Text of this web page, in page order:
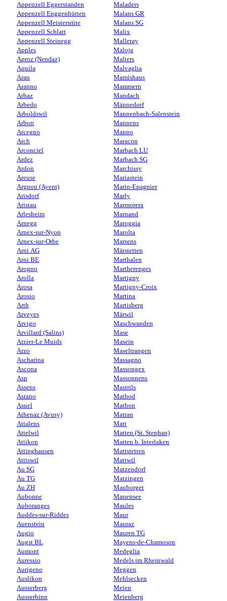
Appenzell Eggerstanden
Appenzell Enggenhütten
Appenzell Meistersrüte
Appenzell Schlatt
Appenzell Steinegg
Apples
Aproz (Nendaz)
Aquila
Aran
Aranno
Arbaz
Arbedo
Arboldswil
Arbon
Arcegno
Arch
Arconciel
Ardez
Ardon
Areuse
Argnou (Ayent)
Arisdorf
Aristau
Arlesheim
Arnegg
Arnex-sur-Nyon
Arnex-sur-Orbe
Arni AG
Arni BE
Arogno
Arolla
Arosa
Arosio
Arth
Arveyes
Arvigo
Arvillard (Salins)
Arzier-Le Muids
Arzo
Ascharina
Ascona
Asp
Assens
Astano
Asuel
Athenaz (Avusy)
Attalens
Attelwil
Attikon
Attinghausen
Attiswil
Au SG
Au TG
Au ZH
Aubonne
Auboranges
Auddes-sur-Riddes
Auenstein
Augio
Augst BL
Aumont
Auressio
Aurigeno
Auslikon
Ausserberg
Ausserbinn
Maladers
Malans GR
Malans SG
Malix
Malleray
Maloja
Malters
Malvaglia
Mamishaus
Mammern
Mandach
Männedorf
Mannenbach-Salenstein
Mannens
Manno
Maracon
Marbach LU
Marbach SG
Marchissy
Mariastein
Marin-Epagnier
Marly
Marmorera
Marnand
Maroggia
Marolta
Marsens
Märstetten
Marthalen
Martherenges
Martigny
Martigny-Croix
Martina
Martisberg
Märwil
Maschwanden
Mase
Masein
Maseltrangen
Massagno
Massongex
Massonnens
Mastrils
Mathod
Mathon
Matran
Matt
Matten (St. Stephan)
Matten b. Interlaken
Mattstetten
Mattwil
Matzendorf
Matzingen
Mauborget
Mauensee
Maules
Maur
Mauraz
Mauren TG
Mayens-de-Chamoson
Medeglia
Medels im Rheinwald
Meggen
Mehlsecken
Meien
Meienberg